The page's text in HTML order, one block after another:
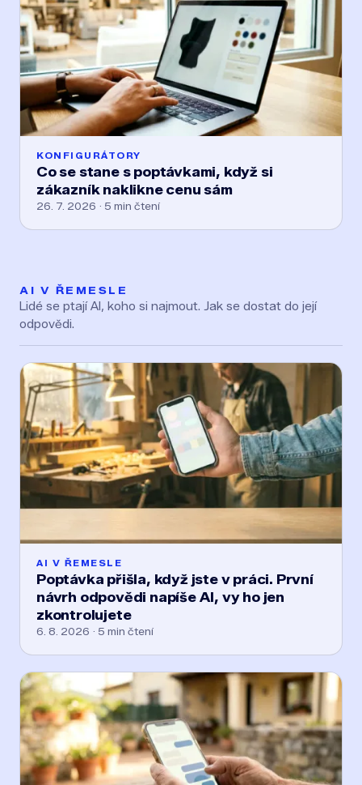
KONFIGURÁTORY
Co se stane s poptávkami, když si
zákazník naklikne cenu sám
26. 7. 2026 · 5 min čtení
AI V ŘEMESLE
Lidé se ptají AI, koho si najmout. Jak se dostat do její
odpovědi.
AI V ŘEMESLE
Poptávka přišla, když jste v práci. První
návrh odpovědi napíše AI, vy ho jen
zkontrolujete
6. 8. 2026 · 5 min čtení